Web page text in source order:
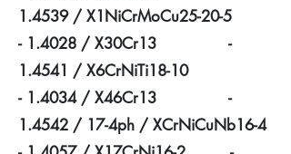
1.4539 / X1NiCrMoCu25-20-5
- 1.4028 / X30Cr13 -
1.4541 / X6CrNiTi18-10
- 1.4034 / X46Cr13 -
1.4542 / 17-4ph / XCrNiCuNb16-4